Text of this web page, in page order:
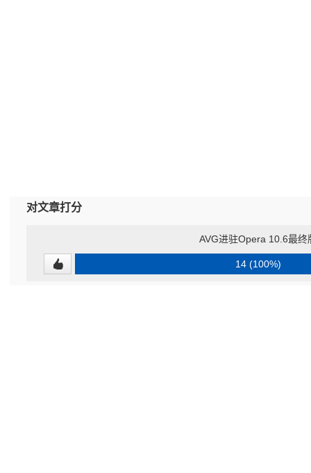
对文章打分
AVG进驻Opera 10.6最终
14 (100%)